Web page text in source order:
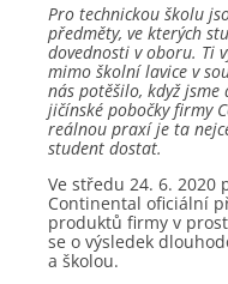
Pro technickou školu
předměty, ve kterých
dovednosti v oboru. Ti
mimo školní lavice v
nás potěšilo, když
jičínské pobočky firmy
reálnou praxí je ta
student dostat.
Ve středu 24. 6. 2020
Continental oficiální
produktů firmy v
se o výsledek
a školou.